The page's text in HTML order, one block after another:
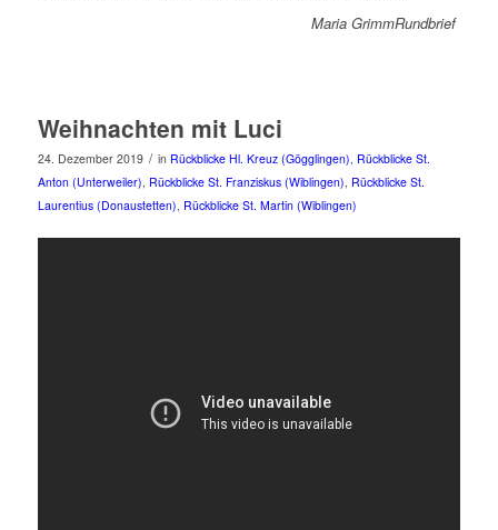
Maria GrimmRundbrief
Weihnachten mit Luci
24. Dezember 2019 / in Rückblicke Hl. Kreuz (Gögglingen), Rückblicke St.
Anton (Unterweiler), Rückblicke St. Franziskus (Wiblingen), Rückblicke St.
Laurentius (Donaustetten), Rückblicke St. Martin (Wiblingen)